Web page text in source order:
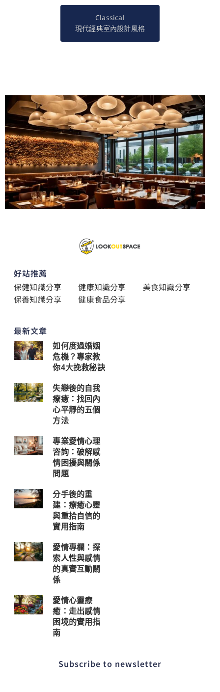
Classical
現代經典室內設計風格
好站推薦
保健知識分享
健康知識分享
美食知識分享
保養知識分享
健康食品分享
最新文章
如何度過婚姻
危機？專家教
你4大挽救秘訣
失戀後的自我
療癒：找回內
心平靜的五個
方法
專業愛情心理
咨詢：破解感
情困擾與關係
問題
分手後的重
建：療癒心靈
與重拾自信的
實用指南
愛情專欄：探
索人性與感情
的真實互動關
係
愛情心靈療
癒：走出感情
困境的實用指
南
Subscribe to newsletter​